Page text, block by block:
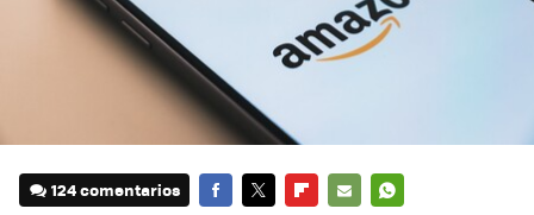
124 comentarios